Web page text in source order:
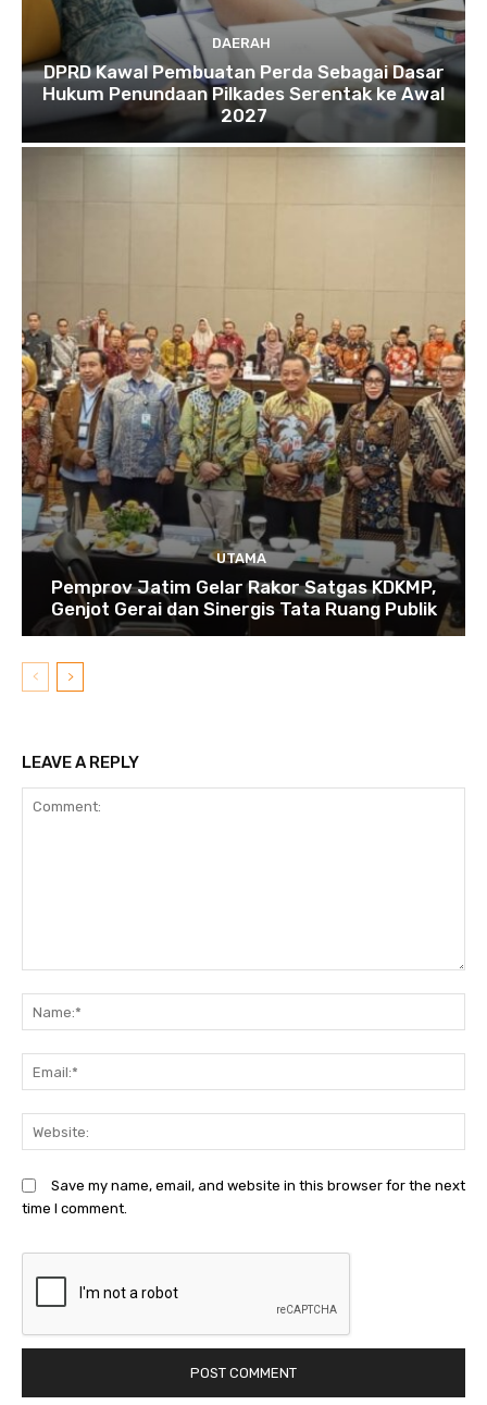
DAERAH
DPRD Kawal Pembuatan Perda Sebagai Dasar
Hukum Penundaan Pilkades Serentak ke Awal
2027
UTAMA
Pemprov Jatim Gelar Rakor Satgas KDKMP,
Genjot Gerai dan Sinergis Tata Ruang Publik
LEAVE A REPLY
Save my name, email, and website in this browser for the next
time I comment.